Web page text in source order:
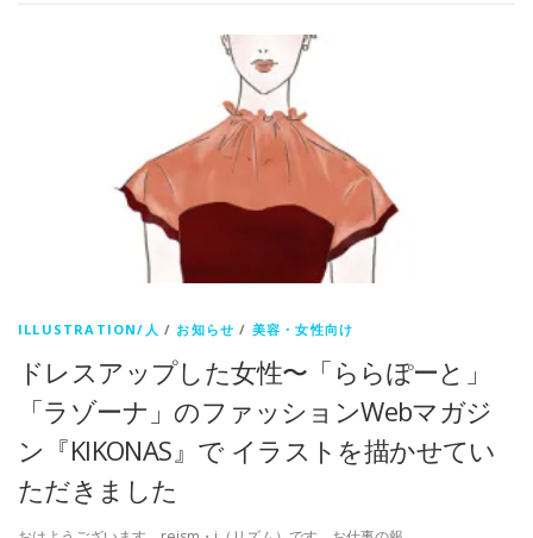
ILLUSTRATION/人 / お知らせ / 美容・女性向け
ドレスアップした女性〜「ららぽーと」
「ラゾーナ」のファッションWebマガジ
ン『KIKONAS』で イラストを描かせてい
ただきました